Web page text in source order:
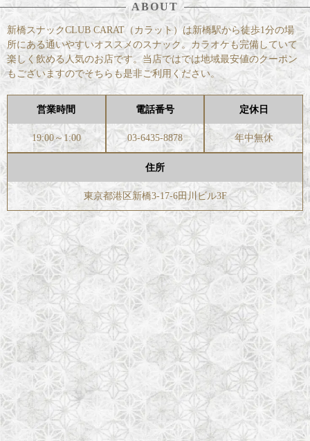
ABOUT
新橋スナックCLUB CARAT（カラット）は新橋駅から徒歩1分の場
所にある通いやすいオススメのスナック。カラオケも完備していて
楽しく飲める人気のお店です。当店ではでは地域最安値のクーポン
もございますのでそちらも是非ご利用ください。
営業時間
19:00～1:00
電話番号
03-6435-8878
定休日
年中無休
住所
東京都港区新橋3-17-6田川ビル3F